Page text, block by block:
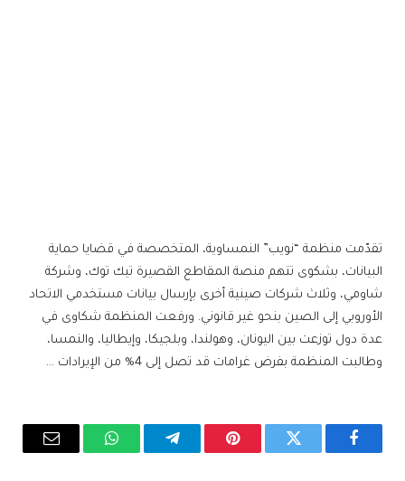
تقدّمت منظمة “نويب” النمساوية، المتخصصة في قضايا حماية
البيانات، بشكوى تتهم منصة المقاطع القصيرة تيك توك، وشركة
شاومي، وثلاث شركات صينية أخرى بإرسال بيانات مستخدمي الاتحاد
الأوروبي إلى الصين بنحو غير قانوني. ورفعت المنظمة شكاوى في
عدة دول توزعت بين اليونان، وهولندا، وبلجيكا، وإيطاليا، والنمسا،
وطالبت المنظمة بفرض غرامات قد تصل إلى 4% من الإيرادات …
فيسبوك تويتر بينتيريستتيلقرام واتساب البريد